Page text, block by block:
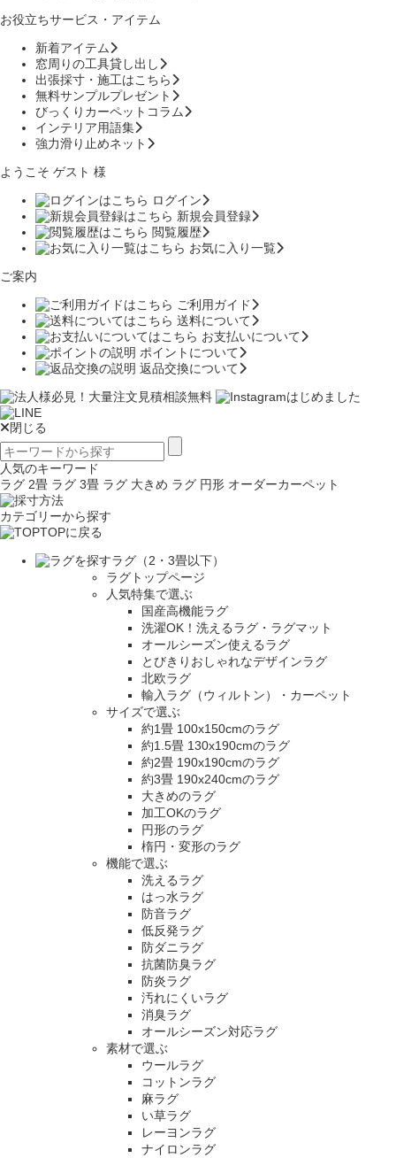
お役立ちサービス・アイテム
新着アイテム
窓周りの工具貸し出し
出張採寸・施工はこちら
無料サンプルプレゼント
びっくりカーペットコラム
インテリア用語集
強力滑り止めネット
ようこそ ゲスト 様
ログイン
新規会員登録
閲覧履歴
お気に入り一覧
ご案内
ご利用ガイド
送料について
お支払いについて
ポイントについて
返品交換について
閉じる
人気のキーワード
ラグ 2畳 ラグ 3畳 ラグ 大きめ ラグ 円形 オーダーカーペット
カテゴリーから探す
TOPに戻る
ラグ（2・3畳以下）
ラグトップページ
人気特集で選ぶ
国産高機能ラグ
洗濯OK！洗えるラグ・ラグマット
オールシーズン使えるラグ
とびきりおしゃれなデザインラグ
北欧ラグ
輸入ラグ（ウィルトン）・カーペット
サイズで選ぶ
約1畳 100x150cmのラグ
約1.5畳 130x190cmのラグ
約2畳 190x190cmのラグ
約3畳 190x240cmのラグ
大きめのラグ
加工OKのラグ
円形のラグ
楕円・変形のラグ
機能で選ぶ
洗えるラグ
はっ水ラグ
防音ラグ
低反発ラグ
防ダニラグ
抗菌防臭ラグ
防炎ラグ
汚れにくいラグ
消臭ラグ
オールシーズン対応ラグ
素材で選ぶ
ウールラグ
コットンラグ
麻ラグ
い草ラグ
レーヨンラグ
ナイロンラグ